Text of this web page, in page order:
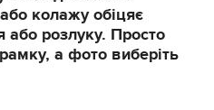
колажу обіцяє
або розлуку. Просто
а фото виберіть